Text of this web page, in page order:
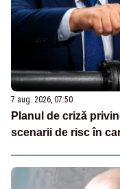
7 aug. 2026, 07:50
Planul de criză
scenarii de risc în